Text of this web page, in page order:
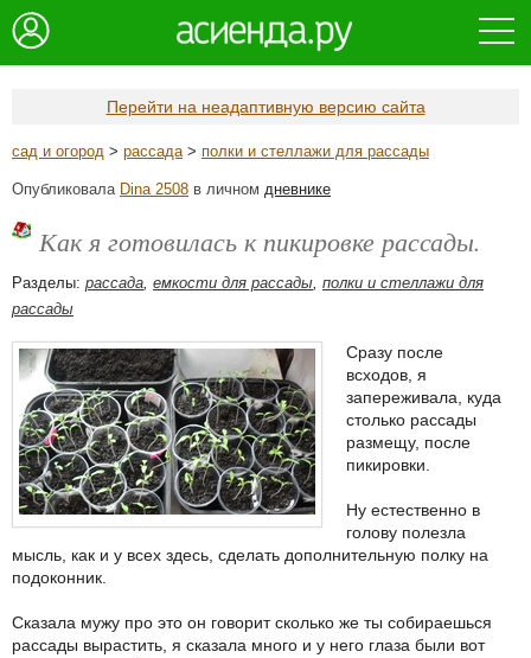
Перейти на неадаптивную версию сайта
сад и огород > рассада> полки и стеллажи для рассады
Опубликовала Dina 2508 в личном дневнике
Как я готовилась к пикировке рассады.
Разделы: рассада, емкости для рассады, полки и стеллажи для
рассады
Сразу после
всходов, я
запереживала, куда
столько рассады
размещу, после
пикировки.
Ну естественно в
голову полезла
мысль, как и у всех здесь, сделать дополнительную полку на
подоконник.
Сказала мужу про это он говорит сколько же ты собираешься
рассады вырастить, я сказала много и у него глаза были вот